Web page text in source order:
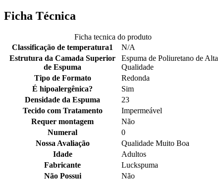
Ficha Técnica
Ficha tecnica do produto
Classificação de temperatura1
N/A
Estrutura da Camada Superior
de Espuma
Espuma de Poliuretano de Alta
Qualidade
Tipo de Formato
Redonda
É hipoalergênica?
Sim
Densidade da Espuma
23
Tecido com Tratamento
Impermeável
Requer montagem
Não
Numeral
0
Nossa Avaliação
Qualidade Muito Boa
Idade
Adultos
Fabricante
Luckspuma
Não Possui
Não